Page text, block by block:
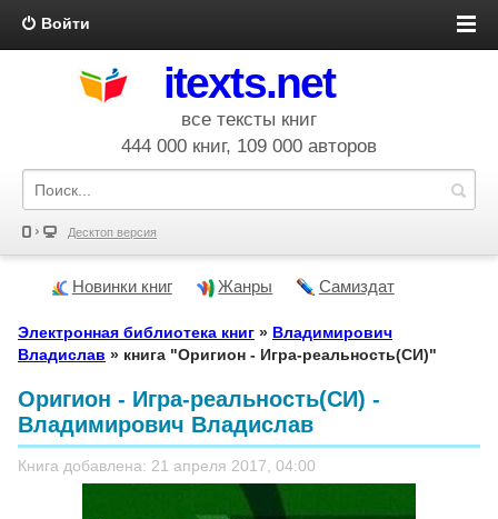
Войти
itexts.net
все тексты книг
444 000 книг, 109 000 авторов
Десктоп версия
Новинки книг Жанры Самиздат
Электронная библиотека книг » Владимирович
Владислав » книга "Оригион - Игра-реальность(СИ)"
Оригион - Игра-реальность(СИ) -
Владимирович Владислав
Книга добавлена: 21 апреля 2017, 04:00